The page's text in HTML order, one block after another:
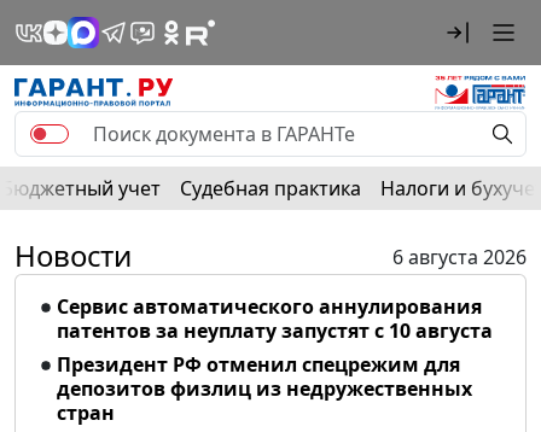
Бюджетный учет Судебная практика Налоги и
Новости
6 августа 2026
Сервис автоматического аннулирования
патентов за неуплату запустят с 10 августа
Президент РФ отменил спецрежим для
депозитов физлиц из недружественных
стран